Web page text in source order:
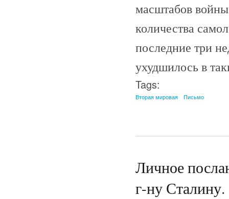
масштабов
количества
последние три
ухудшилось в
Tags:
Вторая мировая Письмо
Личное
г-ну Сталину.